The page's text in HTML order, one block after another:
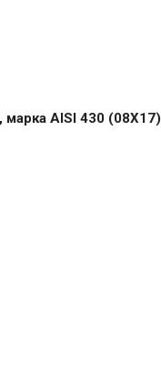
AISI 430 (08Х17)